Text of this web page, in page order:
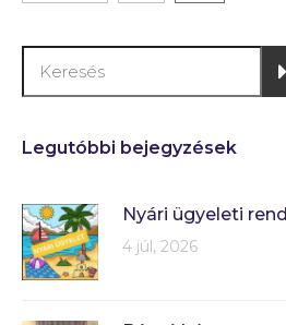
Legutóbbi bejegyzések
Nyári ügyeleti rend
4 júl, 2026